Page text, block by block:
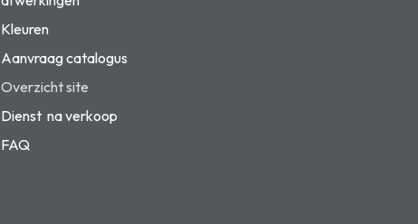
Kleuren
Aanvraag catalogus
Overzicht site
Dienst na verkoop
FAQ